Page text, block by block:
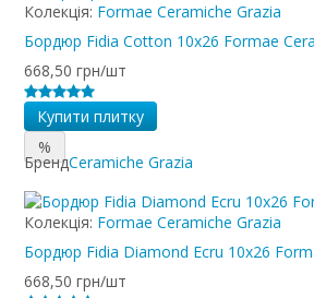
Колекція: Formae Ceramiche Grazia
Бордюр Fidia Cotton 10x26 Formae
668,50 грн/шт
Купити плитку
%
БрендCeramiche Grazia
Колекція: Formae Ceramiche Grazia
Бордюр Fidia Diamond Ecru 10x26
668,50 грн/шт